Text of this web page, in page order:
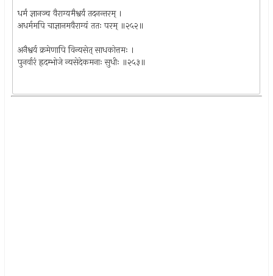
धर्मं ज्ञानञ्च वैराग्यमैश्वर्यं तदनन्तरम् ।
अधर्ममपि चाज्ञानमवैराग्यं ततः परम् ॥२५२॥
अनैश्वर्य क्रमेणापि विन्यसेत् साधकोत्तमः ।
पुनर्वारं ह्रदम्भोजे न्यसेदेकमनाः सुधीः ॥२५३॥